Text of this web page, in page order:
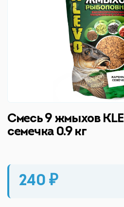
Смесь 9 жмыхов
семечка 0.9 кг
240 ₽